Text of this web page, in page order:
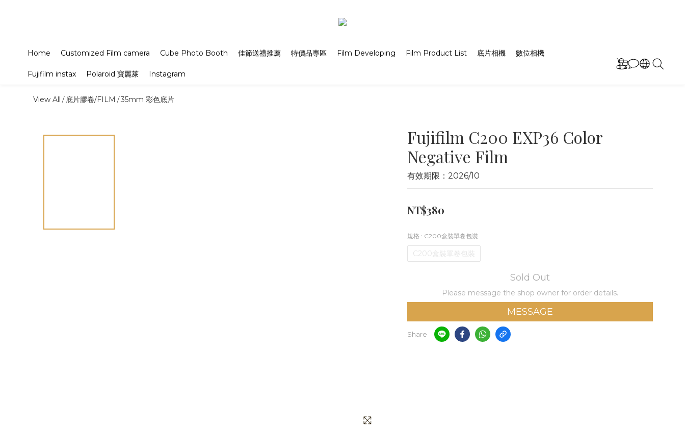
Home Customized Film camera Cube Photo Booth 佳節送禮推薦 特價品專區 Film Developing Film Product List 底片相機 數位相機
Fujifilm instax Polaroid 寶麗萊 Instagram
View All /底片膠卷/FILM /35mm 彩色底片
Fujifilm C200 EXP36 Color
Negative Film
有效期限：2026/10
NT$380
規格 : C200盒裝單卷包裝
C200盒裝單卷包裝
Sold Out
Please message the shop owner for order details.
MESSAGE
Share